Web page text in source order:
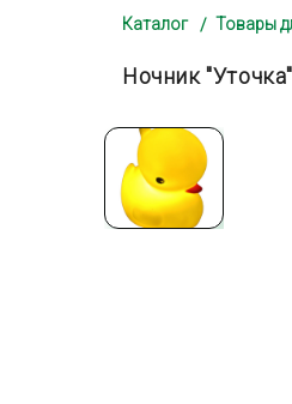
Каталог Товары
Ночник